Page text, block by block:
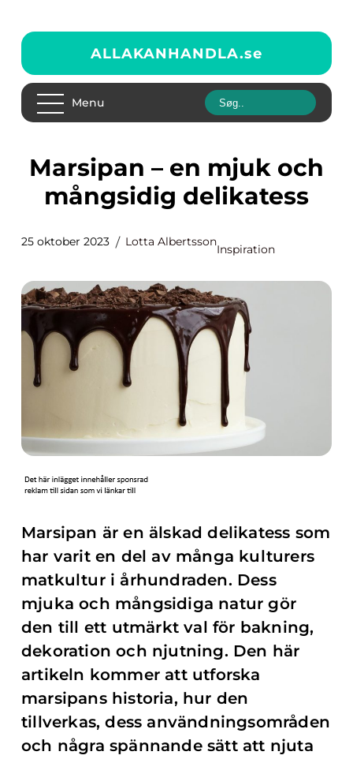
ALLAKANHANDLA.se
Menu
Marsipan – en mjuk och
mångsidig delikatess
25 oktober 2023 Lotta Albertsson
Inspiration
Marsipan är en älskad delikatess som
har varit en del av många kulturers
matkultur i århundraden. Dess
mjuka och mångsidiga natur gör
den till ett utmärkt val för bakning,
dekoration och njutning. Den här
artikeln kommer att utforska
marsipans historia, hur den
tillverkas, dess användningsområden
och några spännande sätt att njuta